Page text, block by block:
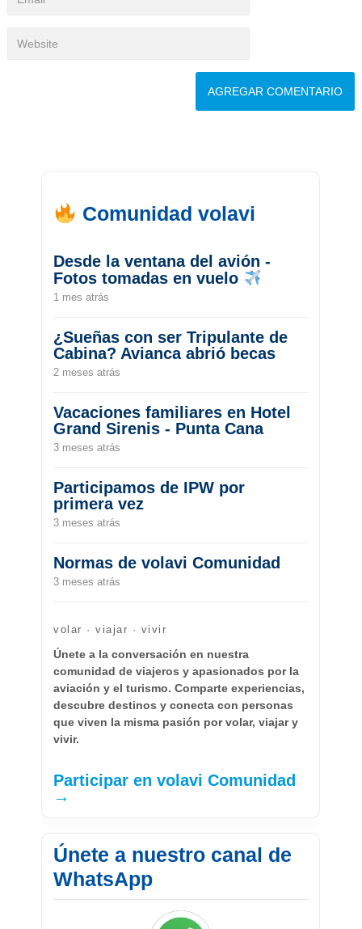
Comunidad volavi
Desde la ventana del avión -
Fotos tomadas en vuelo
1 mes atrás
¿Sueñas con ser Tripulante de
Cabina? Avianca abrió becas
2 meses atrás
Vacaciones familiares en Hotel
Grand Sirenis - Punta Cana
3 meses atrás
Participamos de IPW por
primera vez
3 meses atrás
Normas de volavi Comunidad
3 meses atrás
volar · viajar · vivir
Únete a la conversación en nuestra
comunidad de viajeros y apasionados por la
aviación y el turismo. Comparte experiencias,
descubre destinos y conecta con personas
que viven la misma pasión por volar, viajar y
vivir.
Participar en volavi Comunidad
→
Únete a nuestro canal de
WhatsApp